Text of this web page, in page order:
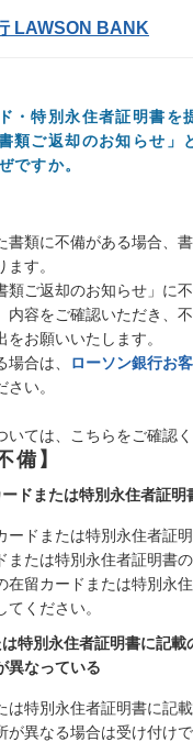
・特別永住者証明書を
類ご返却のお知らせ」
ですか。
書類に不備がある場合、
す。
類ご返却のお知らせ」に
内容をご確認いただき、
をお願いいたします。
合は、
ローソン銀行お
さい。
いては、こちらをご確認く
備】
ドまたは特別永住者証明
ドまたは特別永住者証
または特別永住者証明書
在留カードまたは特別永
ください。
特別永住者証明書に記載
異なっている
特別永住者証明書に記
が異なる場合は受け付け